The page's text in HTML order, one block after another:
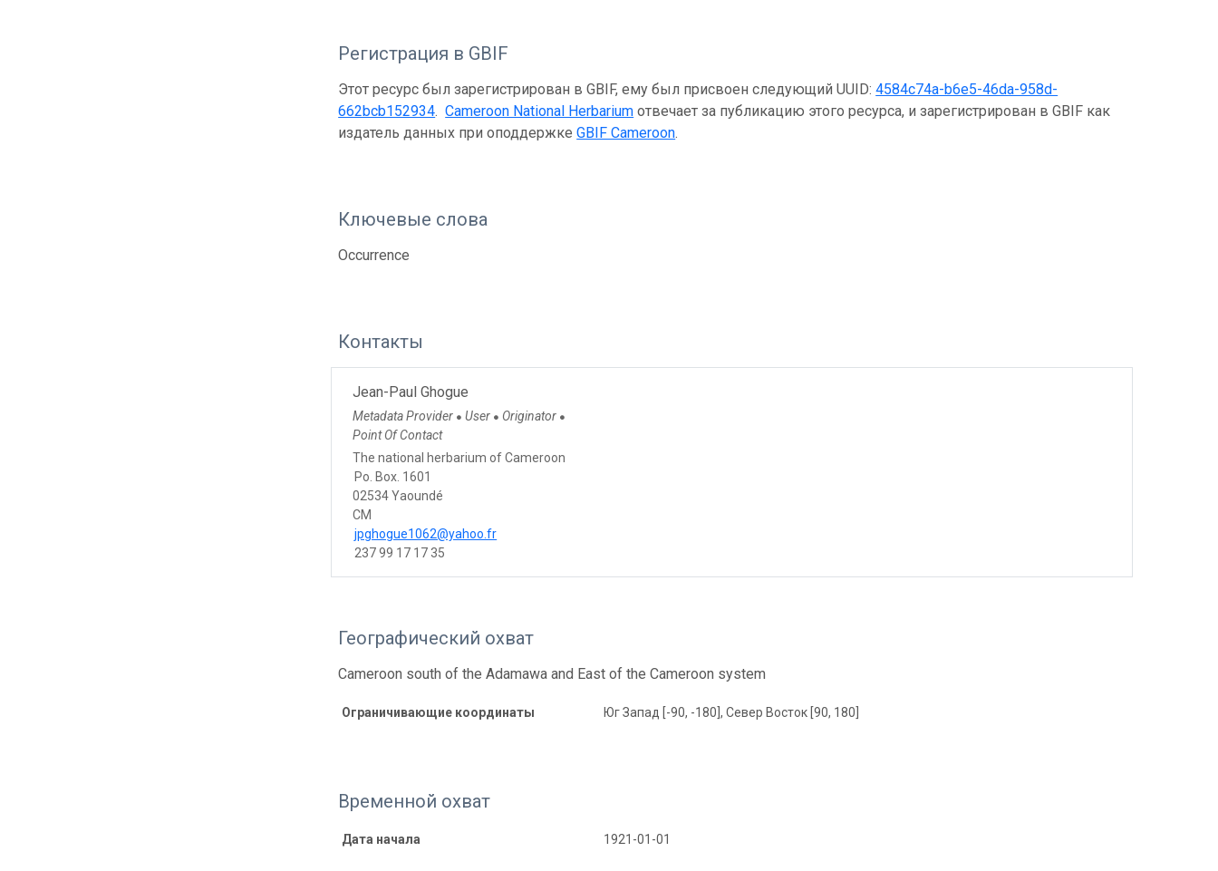
Регистрация в GBIF
Этот ресурс был зарегистрирован в GBIF, ему был присвоен следующий UUID:4584c74a-b6e5-46da-958d-
662bcb152934.Cameroon National Herbarium отвечает за публикацию этого ресурса, и зарегистрирован в GBIF как
издатель данных при оподдержкеGBIF Cameroon.
Ключевые слова
Occurrence
Контакты
Jean-Paul Ghogue
Metadata Provider ● User ● Originator ●
Point Of Contact
The national herbarium of Cameroon
Po. Box. 1601
02534 Yaoundé
CM
jpghogue1062@yahoo.fr
237 99 17 17 35
Географический охват
Cameroon south of the Adamawa and East of the Cameroon system
Ограничивающие координаты Юг Запад [-90, -180], Север Восток [90, 180]
Временной охват
Дата начала 1921-01-01